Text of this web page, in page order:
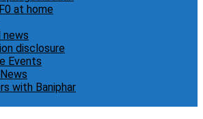
at home
news
disclosure
Events
with Baniphar